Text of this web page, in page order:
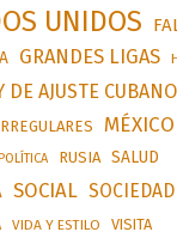
UNIDOS
GRANDES LIGAS
DE AJUSTE CUBANO
MÉXICO
POLÍTICA RUSIA SALUD
SOCIAL SOCIEDAD
VIDA Y ESTILO VISITA